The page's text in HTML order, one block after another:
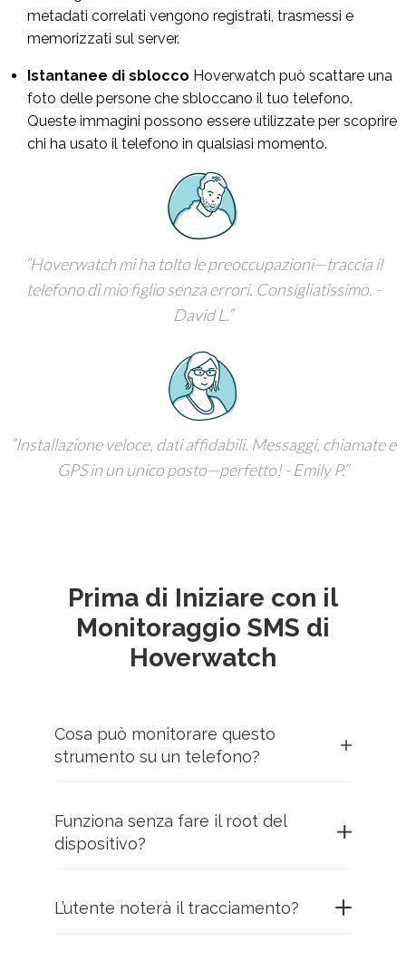
metadati correlati vengono registrati, trasmessi e
memorizzati sul server.
Istantanee di sblocco Hoverwatch può scattare una
foto delle persone che sbloccano il tuo telefono.
Queste immagini possono essere utilizzate per scoprire
chi ha usato il telefono in qualsiasi momento.
Hoverwatch mi ha tolto le preoccupazioni—traccia il
telefono di mio figlio senza errori. Consigliatissimo. -
David L.
Installazione veloce, dati affidabili. Messaggi, chiamate e
GPS in un unico posto—perfetto! - Emily P.
Prima di Iniziare con il
Monitoraggio SMS di
Hoverwatch
Cosa può monitorare questo
strumento su un telefono?
Funziona senza fare il root del
dispositivo?
L’utente noterà il tracciamento?